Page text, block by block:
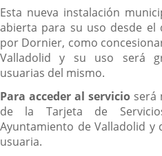
Esta nueva instalación
abierta para su uso desde el
por Dornier, como
Valladolid y su uso será
usuarias del mismo.
Para acceder al servicio será
de la Tarjeta de
Ayuntamiento de Valladolid y
usuaria.